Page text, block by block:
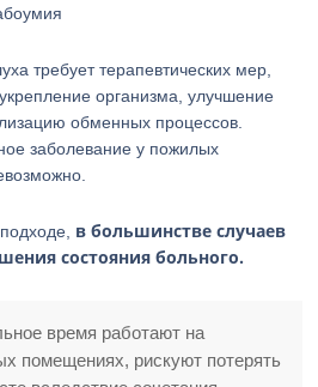
требует терапевтических мер,
организма, улучшение
обменных процессов.
заболевание у пожилых
в большинстве случаев
состояния больного.
время работают на
помещениях, рискуют потерять